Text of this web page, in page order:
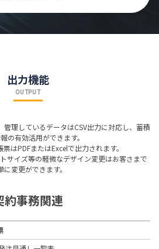
出力機能
OUTPUT
理しているデータはCSV出力に対応し、蓄積
の有効活用ができます。
はPDFまたはExcelで出力されます。
サイズ等の軽微なデザイン変更はお客さまで
に変更ができます。
約事務関連